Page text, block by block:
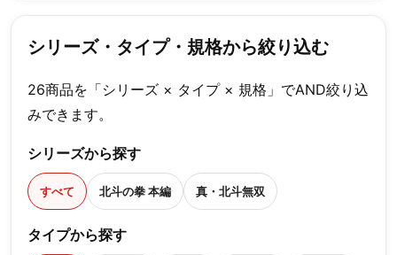
シリーズ・タイプ・規格から絞り込む
26商品を「シリーズ × タイプ × 規格」でAND絞り込
みできます。
シリーズから探す
すべて 北斗の拳 本編 真・北斗無双
タイプから探す